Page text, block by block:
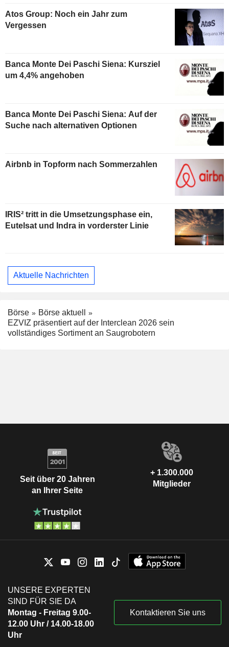
Atos Group: Noch ein Jahr zum
Vergessen
Banca Monte Dei Paschi Siena: Kursziel
um 4,4% angehoben
Banca Monte Dei Paschi Siena: Auf der
Suche nach alternativen Optionen
Airbnb in Topform nach Sommerzahlen
IRIS² tritt in die Umsetzungsphase ein,
Eutelsat und Indra in vorderster Linie
Aktuelle Nachrichten
Börse
Börse aktuell
EZVIZ präsentiert auf der Interclean 2026 sein
vollständiges Sortiment an Saugrobotern
Seit über 20 Jahren
an Ihrer Seite
+ 1.300.000
Mitglieder
UNSERE EXPERTEN
SIND FÜR SIE DA
Montag - Freitag 9.00-
12.00 Uhr / 14.00-18.00
Uhr
Kontaktieren Sie uns